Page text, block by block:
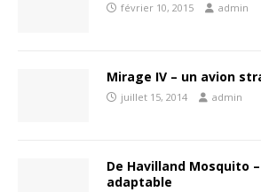
février 10, 2015 admin
Mirage IV – un avion
juillet 15, 2014 admin
De Havilland Mosquito
adaptable